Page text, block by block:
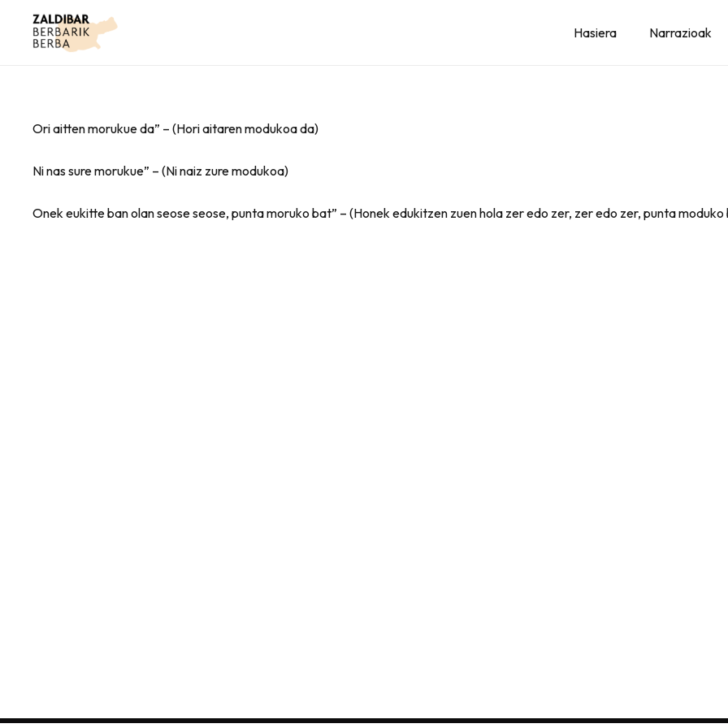
Hasiera Narrazioak
Ori aitten morukue da” – (Hori aitaren modukoa da)
Ni nas sure morukue” – (Ni naiz zure modukoa)
Onek eukitte ban olan seose seose, punta moruko bat” – (Honek edukitzen zuen hola zer edo zer, zer edo zer, punta